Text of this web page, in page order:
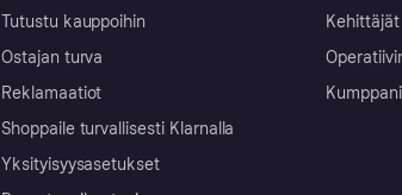
Tutustu kauppoihin
Ostajan turva
Reklamaatiot
Shoppaile turvallisesti Klarnalla
Yksityisyysasetukset
Kehittäjät